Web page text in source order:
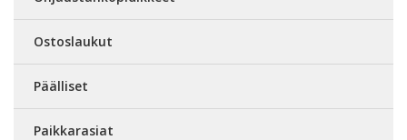
Ostoslaukut
Päälliset
Paikkarasiat